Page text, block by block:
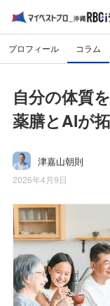
プロフィール コラム
自分の体質
薬膳とAIが
津嘉山朝則
2026年4月9日